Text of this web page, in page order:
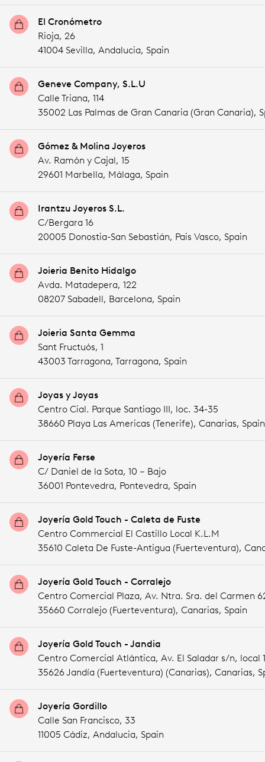
El Cronómetro
Rioja, 26
41004 Sevilla, Andalucia, Spain
Geneve Company, S.L.U
Calle Triana, 114
35002 Las Palmas de Gran Canaria (Gran Canaria),
Gómez & Molina Joyeros
Av. Ramón y Cajal, 15
29601 Marbella, Málaga, Spain
Irantzu Joyeros S.L.
C/Bergara 16
20005 Donostia-San Sebastián, Pais Vasco, Spain
Joieria Benito Hidalgo
Avda. Matadepera, 122
08207 Sabadell, Barcelona, Spain
Joieria Santa Gemma
Sant Fructuós, 1
43003 Tarragona, Tarragona, Spain
Joyas y Joyas
Centro Cial. Parque Santiago III, loc. 34-35
38660 Playa Las Americas (Tenerife), Canarias, Spain
Joyería Ferse
C/ Daniel de la Sota, 10 – Bajo
36001 Pontevedra, Pontevedra, Spain
Joyería Gold Touch - Caleta de Fuste
Centro Commercial El Castillo Local K.L.M
35610 Caleta De Fuste-Antigua (Fuerteventura),
Joyería Gold Touch - Corralejo
Centro Comercial Plaza, Av. Ntra. Sra. del Carmen
35660 Corralejo (Fuerteventura), Canarias, Spain
Joyería Gold Touch - Jandia
Centro Comercial Atlántica, Av. El Saladar s/n, local
35626 Jandía (Fuerteventura) (Canarias), Canarias,
Joyería Gordillo
Calle San Francisco, 33
11005 Cádiz, Andalucia, Spain